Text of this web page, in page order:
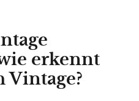
erkennt
Vintage?